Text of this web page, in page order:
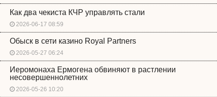
Как два чекиста КЧР управлять стали
2026-06-17 08:59
Обыск в сети казино Royal Partners
2026-05-27 06:24
Иеромонаха Ермогена обвиняют в растлении
несовершеннолетних
2026-05-26 10:20